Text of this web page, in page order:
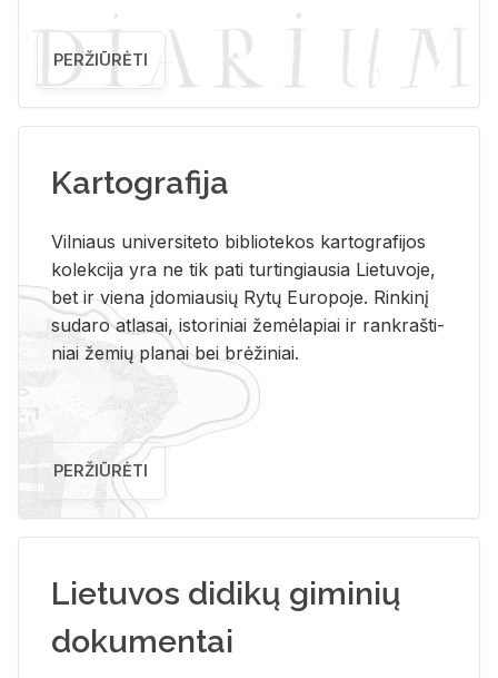
PERŽIŪRĖTI
Kartografija
Vil­niaus uni­ver­si­te­to bi­b­lio­te­kos kar­to­gra­fi­jos
ko­lek­ci­ja yra ne tik pati tur­tin­giau­sia Lie­tu­vo­je,
bet ir vie­na įdo­miau­sių Rytų Eu­ro­po­je. Rin­ki­nį
su­da­ro at­la­sai, is­to­ri­niai že­mė­la­piai ir rank­raš­ti­
niai že­mių pla­nai bei brė­ži­niai.
PERŽIŪRĖTI
Lietuvos didikų giminių
dokumentai